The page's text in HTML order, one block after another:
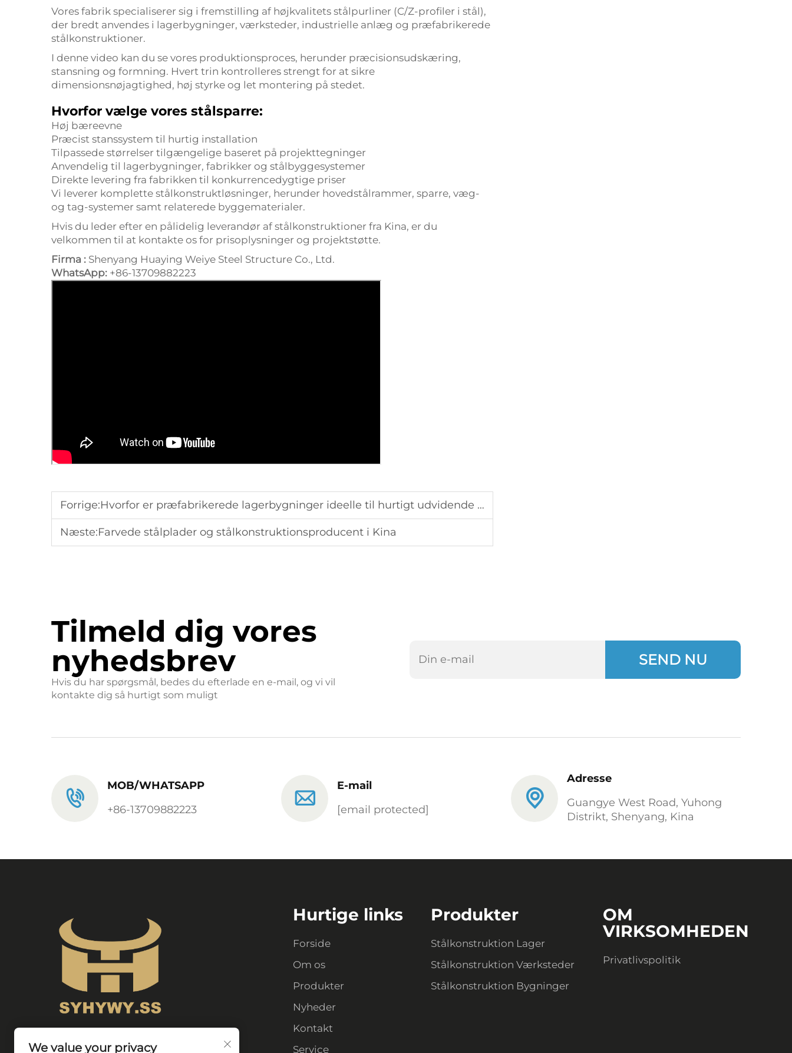
Vores fabrik specialiserer sig i fremstilling af højkvalitets stålpurliner (C/Z-profiler i stål),
der bredt anvendes i lagerbygninger, værksteder, industrielle anlæg og præfabrikerede
stålkonstruktioner.
I denne video kan du se vores produktionsproces, herunder præcisionsudskæring,
stansning og formning. Hvert trin kontrolleres strengt for at sikre
dimensionsnøjagtighed, høj styrke og let montering på stedet.
Hvorfor vælge vores stålsparre:
Høj bæreevne
Præcist stanssystem til hurtig installation
Tilpassede størrelser tilgængelige baseret på projekttegninger
Anvendelig til lagerbygninger, fabrikker og stålbyggesystemer
Direkte levering fra fabrikken til konkurrencedygtige priser
Vi leverer komplette stålkonstruktløsninger, herunder hovedstålrammer, sparre, væg-
og tag-systemer samt relaterede byggematerialer.
Hvis du leder efter en pålidelig leverandør af stålkonstruktioner fra Kina, er du
velkommen til at kontakte os for prisoplysninger og projektstøtte.
Firma : Shenyang Huaying Weiye Steel Structure Co., Ltd.
WhatsApp: +86-13709882223
Forrige:Hvorfor er præfabrikerede lagerbygninger ideelle til hurtigt udvidende e-handelslogistikcentre.
Næste:Farvede stålplader og stålkonstruktionsproducent i Kina
Tilmeld dig vores
nyhedsbrev
Hvis du har spørgsmål, bedes du efterlade en e-mail, og vi vil
kontakte dig så hurtigt som muligt
SEND NU
MOB/WHATSAPP
+86-13709882223
E-mail
[email protected]
Adresse
Guangye West Road, Yuhong
Distrikt, Shenyang, Kina
Hurtige links
Forside
Om os
Produkter
Nyheder
Kontakt
Service
Produkter
Stålkonstruktion Lager
Stålkonstruktion Værksteder
Stålkonstruktion Bygninger
OM
VIRKSOMHEDEN
Privatlivspolitik
We value your privacy